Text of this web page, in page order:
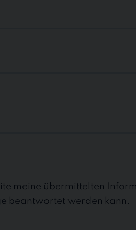
meine übermittelten
beantwortet werden kann.